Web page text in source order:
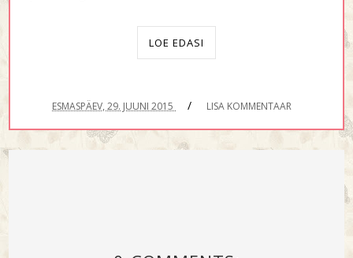
LOE EDASI
ESMASPÄEV, 29. JUUNI 2015 / LISA KOMMENTAAR